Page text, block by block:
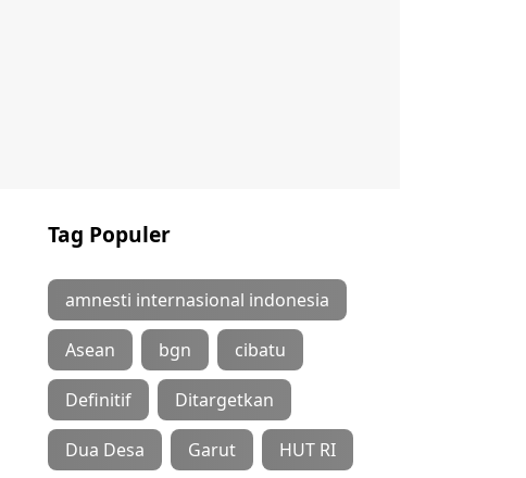
Tag Populer
amnesti internasional indonesia
Asean bgn cibatu
Definitif Ditargetkan
Dua Desa Garut HUT RI